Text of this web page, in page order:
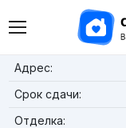
Адрес:
Срок сдачи:
Отделка: